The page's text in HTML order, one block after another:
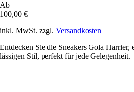
Ab
100,00 €
inkl. MwSt. zzgl. Versandkosten
Entdecken Sie die Sneakers Gola Harrier,
lässigen Stil, perfekt für jede Gelegenheit.